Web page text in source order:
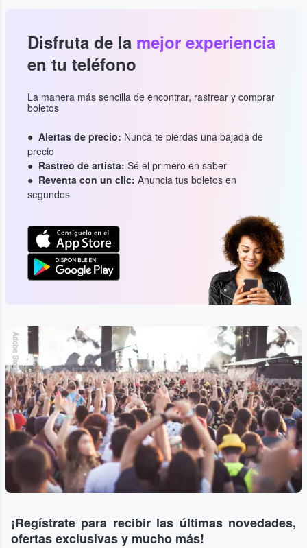
Disfruta de la mejor experiencia
en tu teléfono
La manera más sencilla de encontrar, rastrear y comprar
boletos
Alertas de precio: Nunca te pierdas una bajada de
precio
Rastreo de artista: Sé el primero en saber
Reventa con un clic: Anuncia tus boletos en
segundos
Adobe Stock
¡Regístrate para recibir las últimas novedades,
ofertas exclusivas y mucho más!